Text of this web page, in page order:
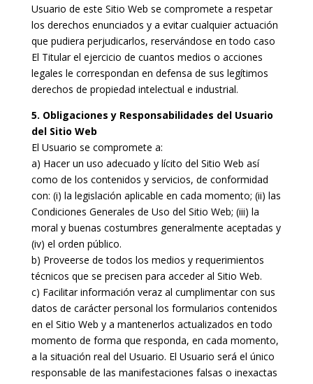
Usuario de este Sitio Web se compromete a respetar
los derechos enunciados y a evitar cualquier actuación
que pudiera perjudicarlos, reservándose en todo caso
El Titular el ejercicio de cuantos medios o acciones
legales le correspondan en defensa de sus legítimos
derechos de propiedad intelectual e industrial.
5. Obligaciones y Responsabilidades del Usuario
del Sitio Web
El Usuario se compromete a:
a) Hacer un uso adecuado y lícito del Sitio Web así
como de los contenidos y servicios, de conformidad
con: (i) la legislación aplicable en cada momento; (ii) las
Condiciones Generales de Uso del Sitio Web; (iii) la
moral y buenas costumbres generalmente aceptadas y
(iv) el orden público.
b) Proveerse de todos los medios y requerimientos
técnicos que se precisen para acceder al Sitio Web.
c) Facilitar información veraz al cumplimentar con sus
datos de carácter personal los formularios contenidos
en el Sitio Web y a mantenerlos actualizados en todo
momento de forma que responda, en cada momento,
a la situación real del Usuario. El Usuario será el único
responsable de las manifestaciones falsas o inexactas